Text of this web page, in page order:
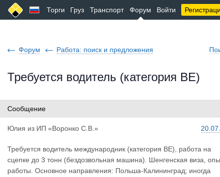
Торги Груз Транспорт Форум Войти
Форум Работа: поиск и предложения
Требуется водитель (категория BE)
Сообщение
Юлия из ИП «Воронко С.В.»
Требуется водитель международник (категория BE), работа на
сцепке до 3 тонн (бездозвольная машина). Шенгенская виза,
работы. Основное направления: Польша-Калининград; иногда